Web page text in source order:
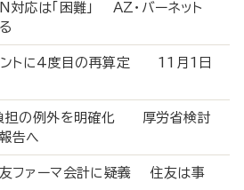
応は「困難」 AZ・バーネット
セントに4度目の再算定 11月1日
担の例外を明確化 厚労省検討
告へ
友ファーマ会計に疑義 住友は事